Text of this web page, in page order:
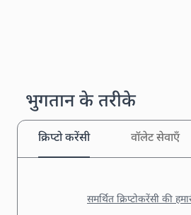
भुगतान के तरीके
क्रिप्टो करेंसी वॉलेट सेवाएँ
समर्थित क्रिप्टोकरेंसी की